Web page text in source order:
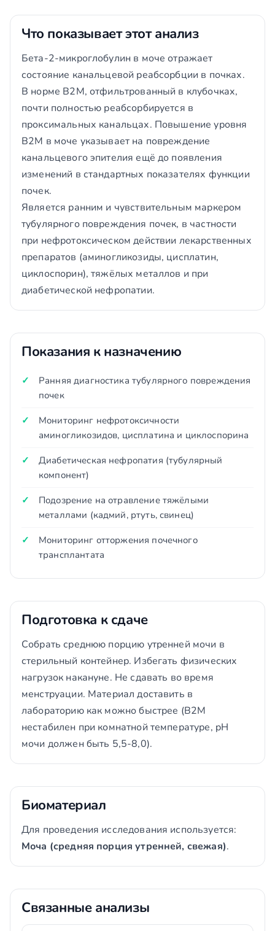
Что показывает этот анализ
Бета-2-микроглобулин в моче отражает
состояние канальцевой реабсорбции в почках.
В норме B2M, отфильтрованный в клубочках,
почти полностью реабсорбируется в
проксимальных канальцах. Повышение уровня
B2M в моче указывает на повреждение
канальцевого эпителия ещё до появления
изменений в стандартных показателях функции
почек.
Является ранним и чувствительным маркером
тубулярного повреждения почек, в частности
при нефротоксическом действии лекарственных
препаратов (аминогликозиды, цисплатин,
циклоспорин), тяжёлых металлов и при
диабетической нефропатии.
Показания к назначению
Ранняя диагностика тубулярного повреждения
почек
Мониторинг нефротоксичности
аминогликозидов, цисплатина и циклоспорина
Диабетическая нефропатия (тубулярный
компонент)
Подозрение на отравление тяжёлыми
металлами (кадмий, ртуть, свинец)
Мониторинг отторжения почечного
трансплантата
Подготовка к сдаче
Собрать среднюю порцию утренней мочи в
стерильный контейнер. Избегать физических
нагрузок накануне. Не сдавать во время
менструации. Материал доставить в
лабораторию как можно быстрее (B2M
нестабилен при комнатной температуре, pH
мочи должен быть 5,5-8,0).
Биоматериал
Для проведения исследования используется:
Моча (средняя порция утренней, свежая).
Связанные анализы